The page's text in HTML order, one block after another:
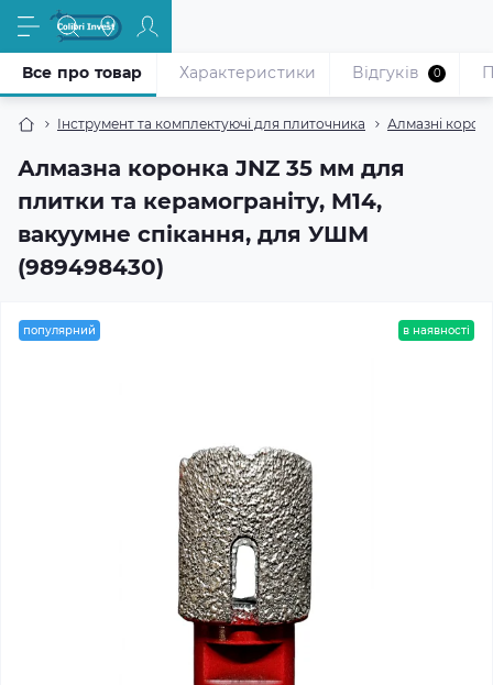
Інструмент та комплектуючі для плиточника Алмазні
Алмазна коронка JNZ 35 мм для
плитки та керамограніту, M14,
вакуумне спікання, для УШМ
(989498430)
Все про товар Характеристики Відгуків 0
популярний в наявності